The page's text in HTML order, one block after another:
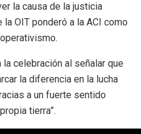
la causa de la justicia
OIT ponderó a la ACI como
celebración al señalar que
la diferencia en la lucha
a un fuerte sentido
tierra”.